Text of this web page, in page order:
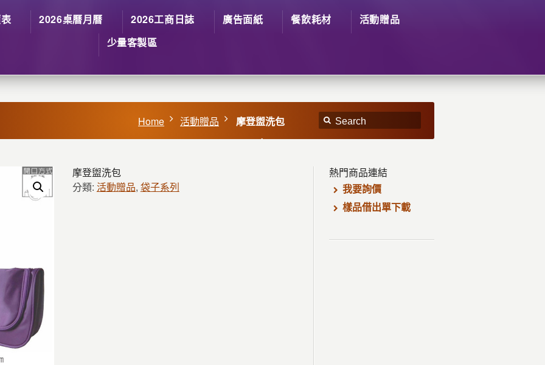
2026桌曆月曆 2026工商日誌 廣告面紙 餐飲耗材
活動贈品
少量客製區
Home 活動贈品 摩登盥洗包
摩登盥洗包
分類: 活動贈品, 袋子系列
熱門商品連結
我要詢價
樣品借出單下載